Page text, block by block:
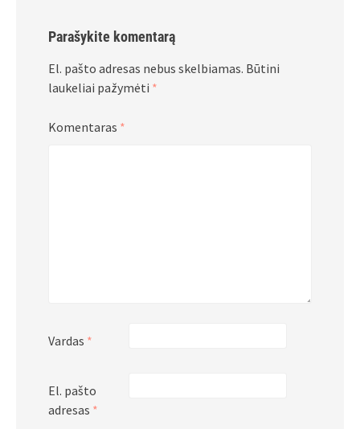
Parašykite komentarą
El. pašto adresas nebus skelbiamas. Būtini
laukeliai pažymėti *
Komentaras *
Vardas *
El. pašto
adresas *